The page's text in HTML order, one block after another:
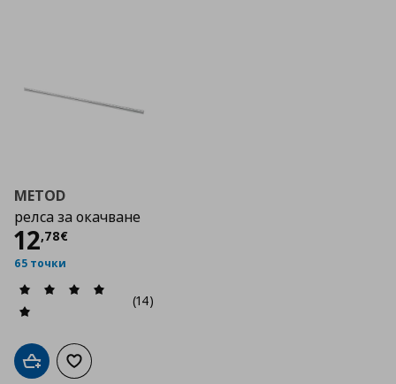
METOD
релса за окачване
12,78€
Цена
65 точки
(14)
Добави в кошницата
Добави към списъка с любими